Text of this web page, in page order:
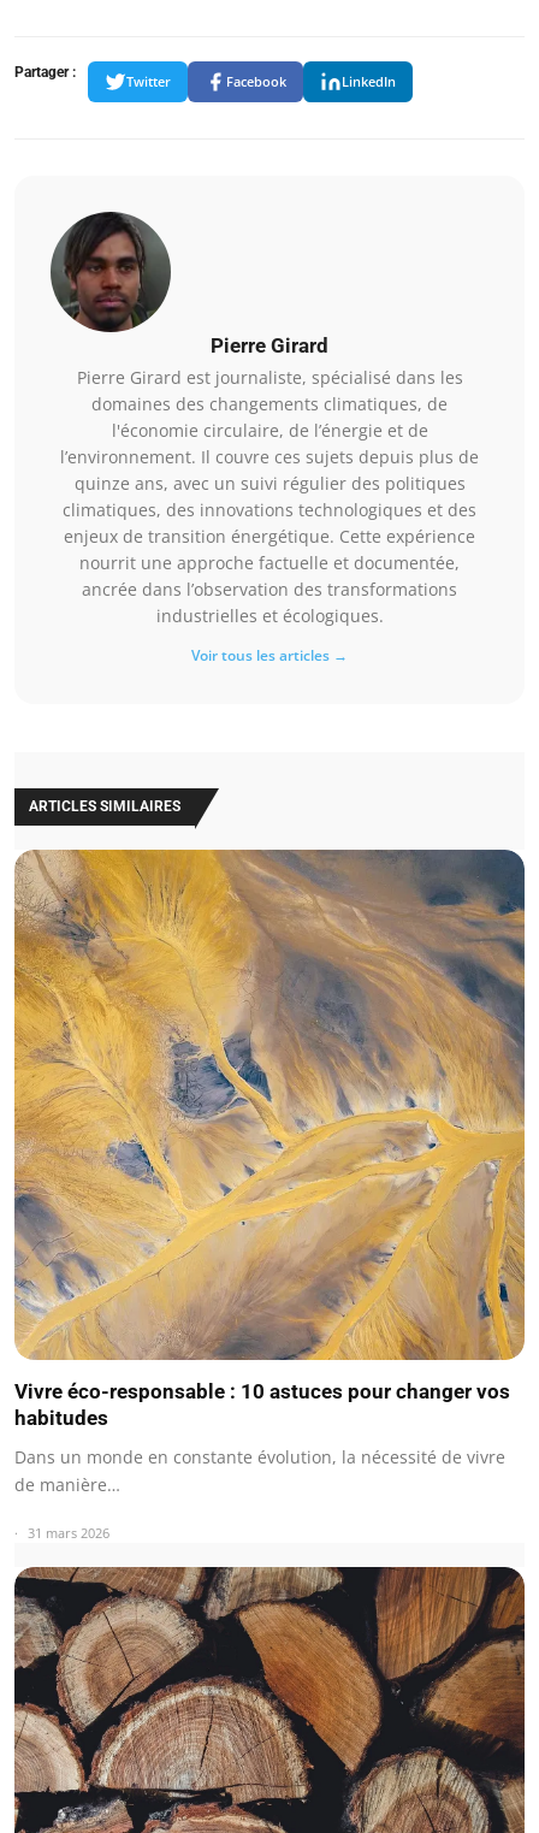
Partager :
Twitter Facebook LinkedIn
Pierre Girard
Pierre Girard est journaliste, spécialisé dans les
domaines des changements climatiques, de
l'économie circulaire, de l’énergie et de
l’environnement. Il couvre ces sujets depuis plus de
quinze ans, avec un suivi régulier des politiques
climatiques, des innovations technologiques et des
enjeux de transition énergétique. Cette expérience
nourrit une approche factuelle et documentée,
ancrée dans l’observation des transformations
industrielles et écologiques.
Voir tous les articles →
ARTICLES SIMILAIRES
Vivre éco-responsable : 10 astuces pour changer vos
habitudes
Dans un monde en constante évolution, la nécessité de vivre
de manière…
31 mars 2026